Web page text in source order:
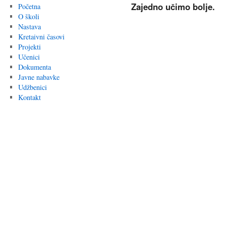
Početna
O školi
Nastava
Kretaivni časovi
Projekti
Učenici
Dokumenta
Javne nabavke
Udžbenici
Kontakt
Zajedno učimo bolje.